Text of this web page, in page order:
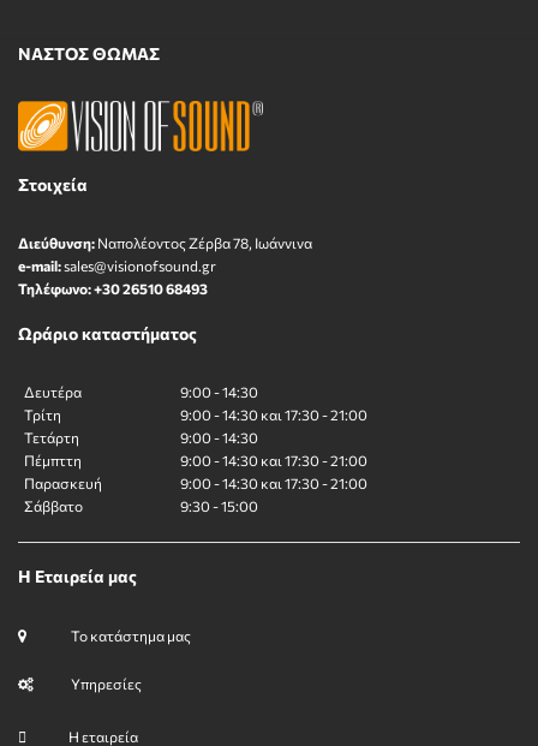
ΝΑΣΤΟΣ ΘΩΜΑΣ
Στοιχεία
Διεύθυνση: Ναπολέοντος Zέρβα 78, Ιωάννινα
e-mail:sales@visionofsound.gr
Τηλέφωνο:+30 26510 68493
Ωράριο καταστήματος
Δευτέρα
9:00 - 14:30
Τρίτη
9:00 - 14:30 και 17:30 - 21:00
Τετάρτη
9:00 - 14:30
Πέμπττη
9:00 - 14:30 και 17:30 - 21:00
Παρασκευή
9:00 - 14:30 και 17:30 - 21:00
Σάββατο
9:30 - 15:00
Η Εταιρεία μας
Το κατάστημα μας
Υπηρεσίες
Η εταιρεία